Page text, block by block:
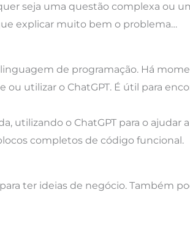
seja uma questão complexa ou
explicar muito bem o problema…
de programação. Há
utilizar o ChatGPT. É útil para
utilizando o ChatGPT para o ajudar
completos de código funcional.
ter ideias de negócio. Também